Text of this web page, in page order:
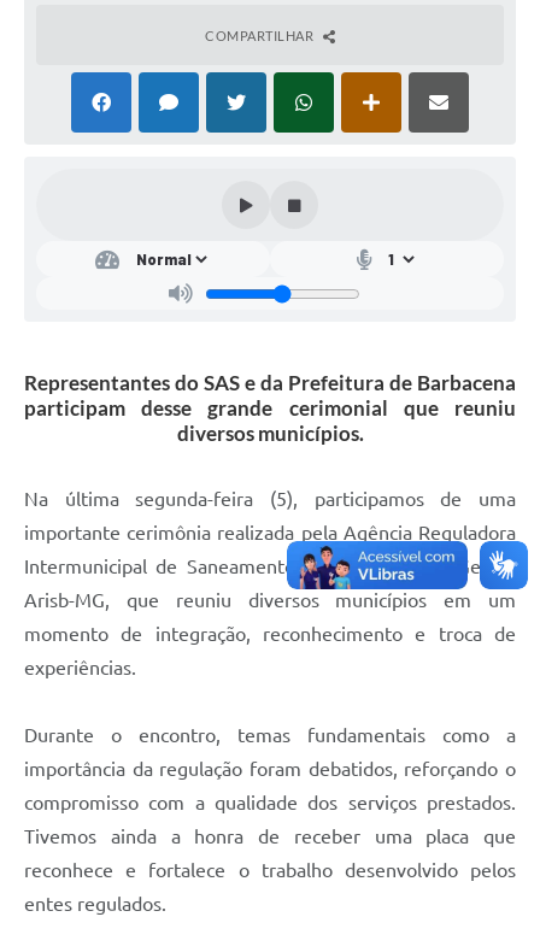
Canais de Contato
Concursos e Processos Seletivos
COMPARTILHAR
Representantes do SAS e da Prefeitura de Barbacena
participam desse grande cerimonial que reuniu
diversos municípios.
Na última segunda-feira (5), participamos de uma
importante cerimônia realizada pela Agência Reguladora
Intermunicipal de Saneamento Básico de Minas Gerais,
Arisb-MG, que reuniu diversos municípios em um
momento de integração, reconhecimento e troca de
experiências.
Durante o encontro, temas fundamentais como a
importância da regulação foram debatidos, reforçando o
compromisso com a qualidade dos serviços prestados.
Tivemos ainda a honra de receber uma placa que
reconhece e fortalece o trabalho desenvolvido pelos
entes regulados.